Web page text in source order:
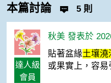
本篇討論 5 則
達人級
會員
秋美 發表於
貼著盆緣土壤澆
或果實上，容易